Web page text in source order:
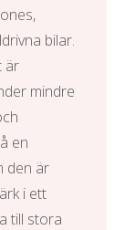
bilar.
är
mindre
en
den är
i ett
till stora